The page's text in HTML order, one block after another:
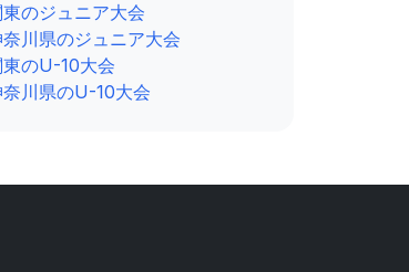
のジュニア大会
川県のジュニア大会
のU-10大会
川県のU-10大会